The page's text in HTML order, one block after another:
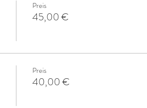
Preis
45,00 €
Preis
40,00 €